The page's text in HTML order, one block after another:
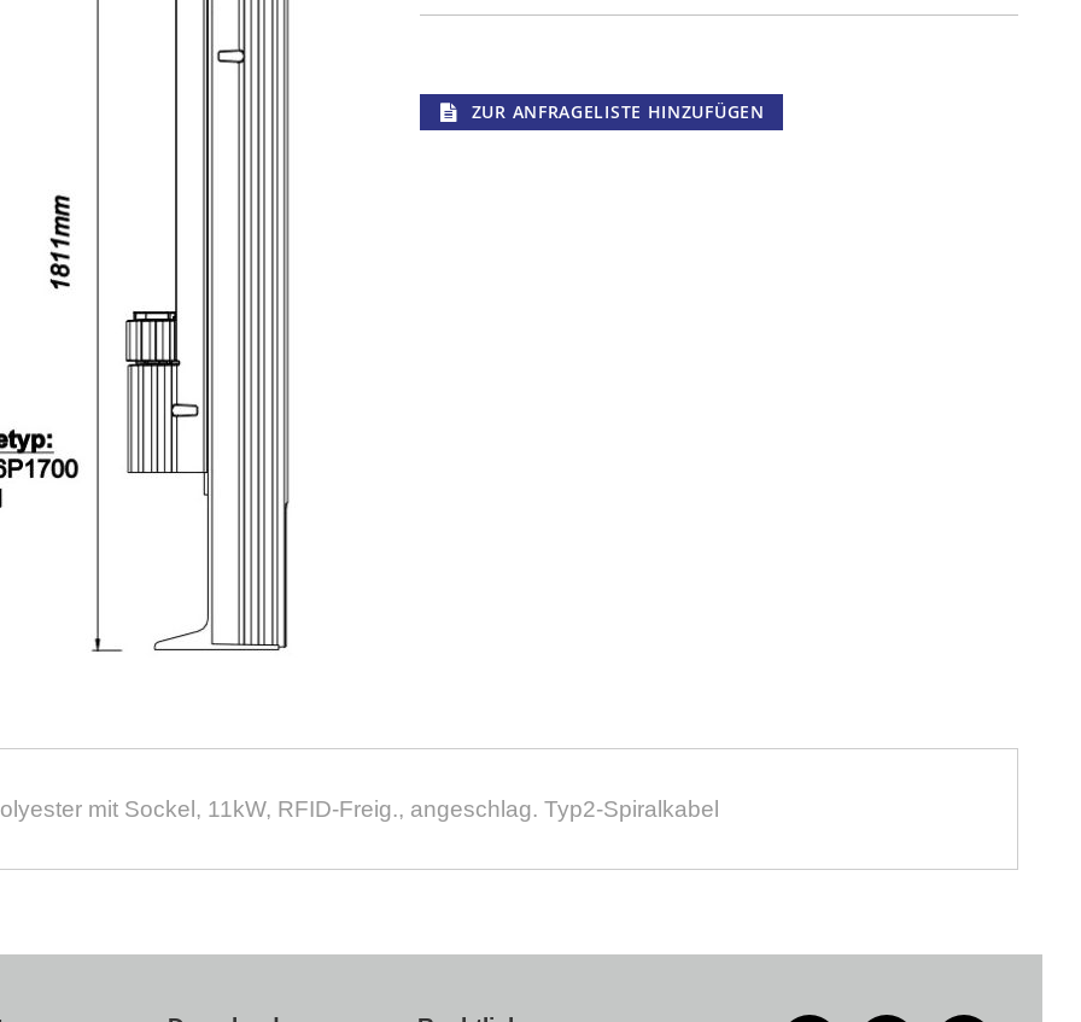
ZUR ANFRAGELISTE HINZUFÜGEN
mit Sockel, 11kW, RFID-Freig., angeschlag. Typ2-Spiralkabel